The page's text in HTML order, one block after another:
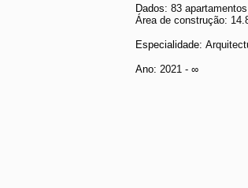
Dados: 83
Área de construção:
Especialidade:
Ano: 2021 - ∞